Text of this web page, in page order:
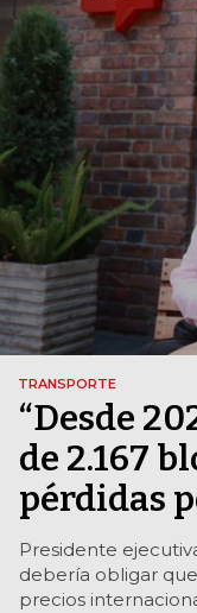
TRANSPORTE
“Desde
de 2.167
pérdidas
Presidente
debería obligar
precios